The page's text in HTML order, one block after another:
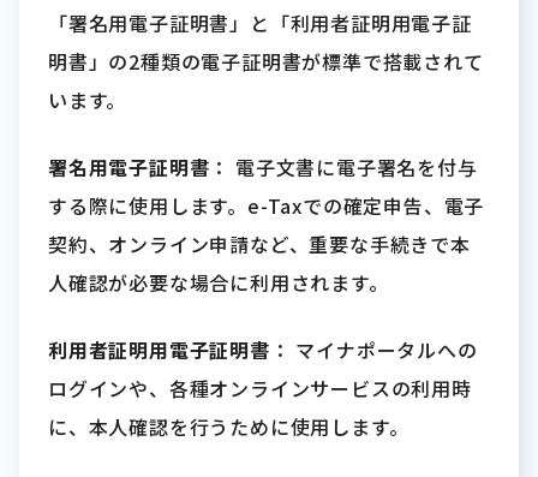
「署名用電子証明書」と「利用者証明用電子証
明書」の2種類の電子証明書が標準で搭載されて
います。
署名用電子証明書 ： 電子文書に電子署名を付与
する際に使用します。e-Taxでの確定申告、電子
契約、オンライン申請など、重要な手続きで本
人確認が必要な場合に利用されます。
利用者証明用電子証明書 ： マイナポータルへの
ログインや、各種オンラインサービスの利用時
に、本人確認を行うために使用します。